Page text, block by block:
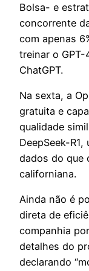
Bolsa- e
concorrente
com apenas
treinar o
ChatGPT.
Na sexta, a
gratuita e
qualidade
DeepSeek-
dados do que
californiana.
Ainda não é
direta de
companhia
detalhes do
declarando